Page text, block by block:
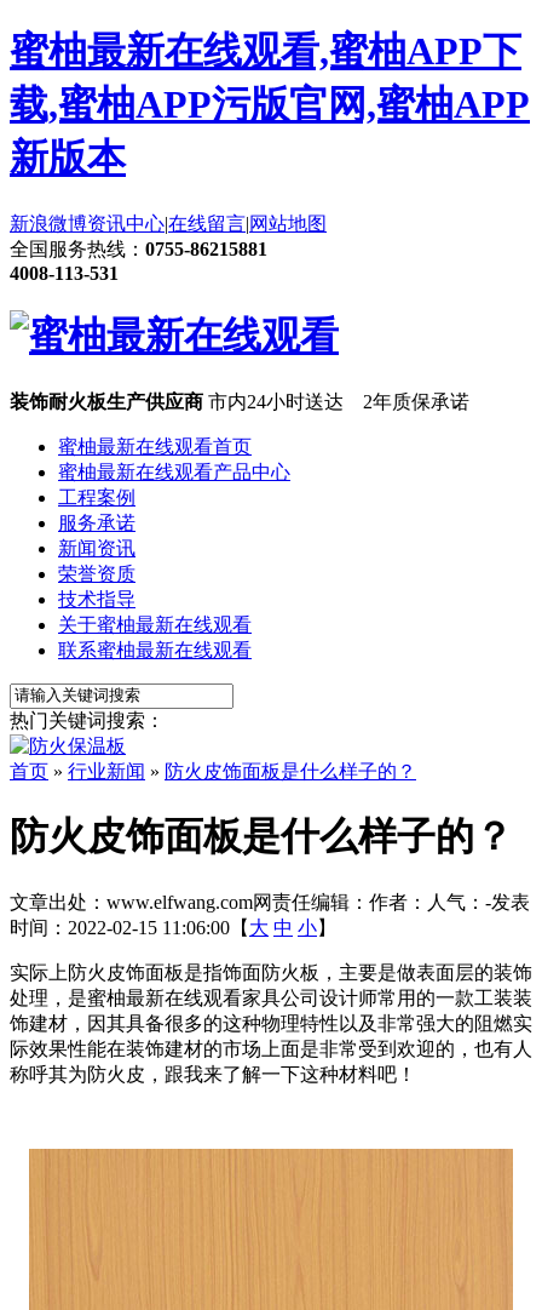
蜜柚最新在线观看,蜜柚APP下
载,蜜柚APP污版官网,蜜柚APP
新版本
新浪微博资讯中心|在线留言|网站地图
全国服务热线： 0755-86215881
4008-113-531
装饰耐火板生产供应商 市内24小时送达 2年质保承诺
蜜柚最新在线观看首页
蜜柚最新在线观看产品中心
工程案例
服务承诺
新闻资讯
荣誉资质
技术指导
关于蜜柚最新在线观看
联系蜜柚最新在线观看
热门关键词搜索：
首页 » 行业新闻 » 防火皮饰面板是什么样子的？
防火皮饰面板是什么样子的？
文章出处：www.elfwang.com网责任编辑： 作者： 人气： -发表
时间：2022-02-15 11:06:00【 大 中 小】
实际上防火皮饰面板是指饰面防火板，主要是做表面层的装饰
处理，是蜜柚最新在线观看家具公司设计师常用的一款工装装
饰建材，因其具备很多的这种物理特性以及非常强大的阻燃实
际效果性能在装饰建材的市场上面是非常受到欢迎的，也有人
称呼其为防火皮，跟我来了解一下这种材料吧！